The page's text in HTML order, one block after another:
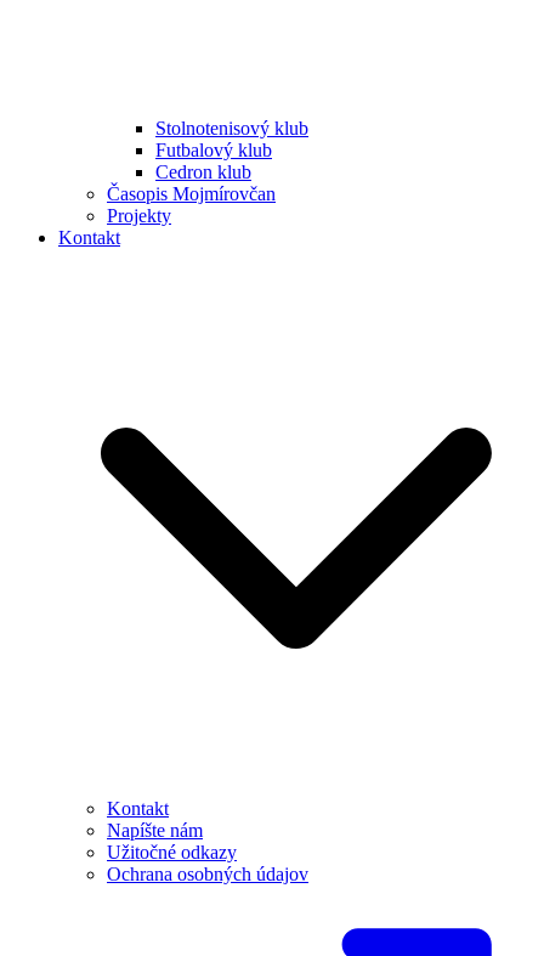
Stolnotenisový klub
Futbalový klub
Cedron klub
Časopis Mojmírovčan
Projekty
Kontakt
Kontakt
Napíšte nám
Užitočné odkazy
Ochrana osobných údajov